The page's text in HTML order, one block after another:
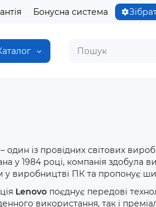
Бонусна система
– один із провідних світових
у 1984 році, компанія здобула
у виробництві ПК та пропонує
Lenovo поєднує передові
використання, так і